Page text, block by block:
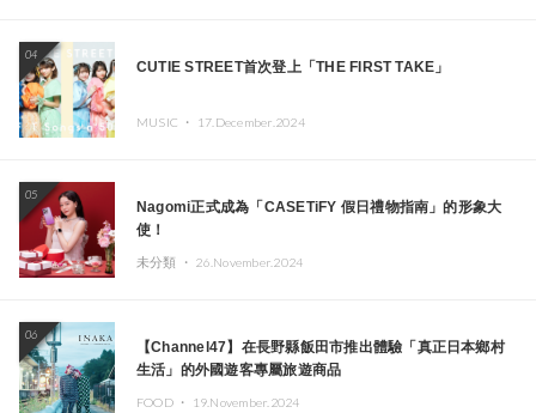
04
CUTIE STREET首次登上「THE FIRST TAKE」
MUSIC ・ 17.December.2024
05
Nagomi正式成為「CASETiFY 假日禮物指南」的形象大
使！
未分類 ・ 26.November.2024
06
【Channel47】在長野縣飯田市推出體驗「真正日本鄉村
生活」的外國遊客專屬旅遊商品
FOOD ・ 19.November.2024